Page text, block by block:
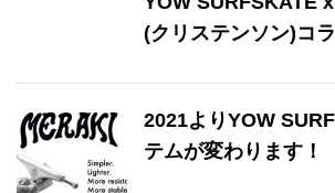
(クリステンソン)コ
2021よりYOW
テムが変わります！